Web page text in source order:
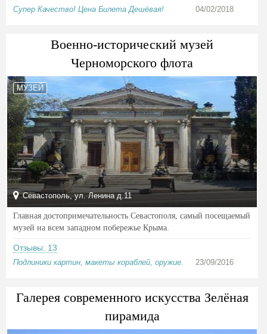
Супер Качество! Цена Билета Дешёвая! 04/02/2018
Военно-исторический музей
Черноморского флота
МУЗЕЙ
Севастополь, ул. Ленина д.11
Главная достопримечательность Севастополя, самый посещаемый
музей на всем западном побережье Крыма.
Отзывы: 13
Подлиники картин, макеты кораблей, оружие. 23/09/2016
Галерея современного искусства Зелёная
пирамида